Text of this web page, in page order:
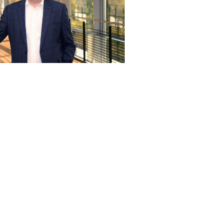
main
page
instead.